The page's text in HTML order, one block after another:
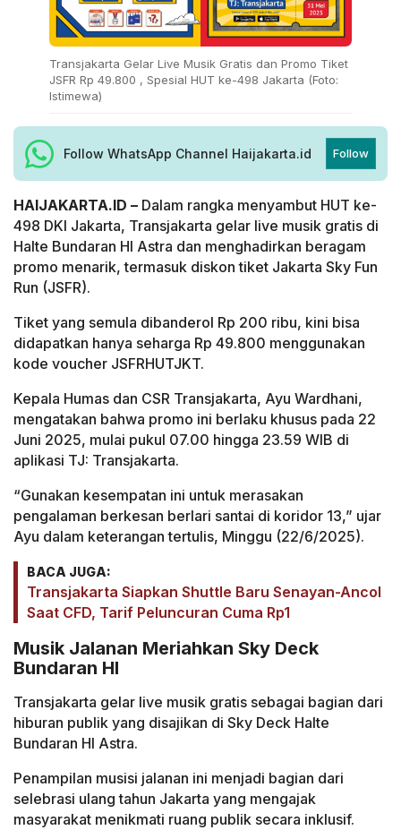
Transjakarta Gelar Live Musik Gratis dan Promo Tiket
JSFR Rp 49.800 , Spesial HUT ke-498 Jakarta (Foto:
Istimewa)
Follow WhatsApp Channel Haijakarta.id Follow
HAIJAKARTA.ID – Dalam rangka menyambut HUT ke-
498 DKI Jakarta, Transjakarta gelar live musik gratis di
Halte Bundaran HI Astra dan menghadirkan beragam
promo menarik, termasuk diskon tiket Jakarta Sky Fun
Run (JSFR).
Tiket yang semula dibanderol Rp 200 ribu, kini bisa
didapatkan hanya seharga Rp 49.800 menggunakan
kode voucher JSFRHUTJKT.
Kepala Humas dan CSR Transjakarta, Ayu Wardhani,
mengatakan bahwa promo ini berlaku khusus pada 22
Juni 2025, mulai pukul 07.00 hingga 23.59 WIB di
aplikasi TJ: Transjakarta.
“Gunakan kesempatan ini untuk merasakan
pengalaman berkesan berlari santai di koridor 13,” ujar
Ayu dalam keterangan tertulis, Minggu (22/6/2025).
BACA JUGA:
Transjakarta Siapkan Shuttle Baru Senayan-Ancol
Saat CFD, Tarif Peluncuran Cuma Rp1
Musik Jalanan Meriahkan Sky Deck
Bundaran HI
Transjakarta gelar live musik gratis sebagai bagian dari
hiburan publik yang disajikan di Sky Deck Halte
Bundaran HI Astra.
Penampilan musisi jalanan ini menjadi bagian dari
selebrasi ulang tahun Jakarta yang mengajak
masyarakat menikmati ruang publik secara inklusif.